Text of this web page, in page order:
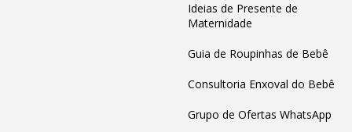
Ideias de Presente de
Maternidade
Guia de Roupinhas de Bebê
Consultoria Enxoval do Bebê
Grupo de Ofertas WhatsApp